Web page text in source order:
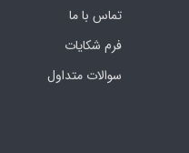
تماس با ما
فرم‌ شکایات
سوالات متداول